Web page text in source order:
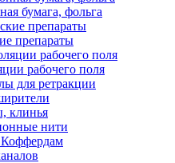
бумага, фольга
препараты
рабочего поля
для ретракции
клинья
нити